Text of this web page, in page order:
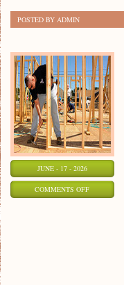
POSTED BY ADMIN
JUNE - 17 - 2026
COMMENTS OFFON